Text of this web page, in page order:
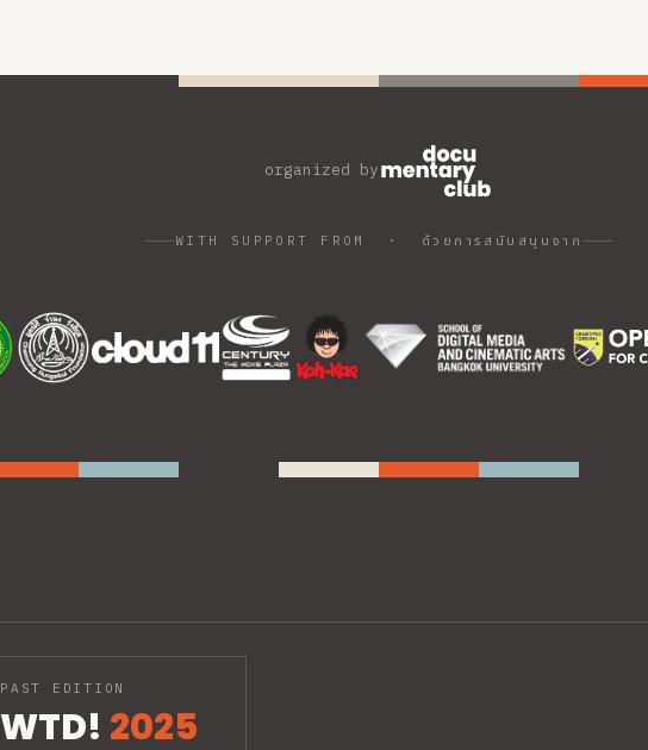
organized by
WITH SUPPORT FROM · ด้วยการสนับสนุนจาก
PAST EDITION
WTD! 2025